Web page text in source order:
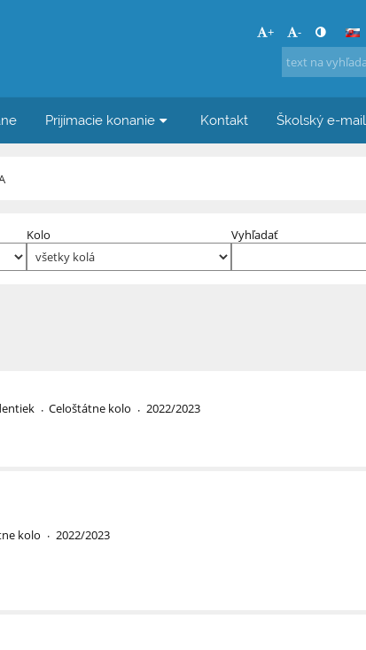
+ -
Prijímacie konanie Kontakt Školský e-mail
Kolo Vyhľadať
· Celoštátne kolo · 2022/2023
kolo · 2022/2023